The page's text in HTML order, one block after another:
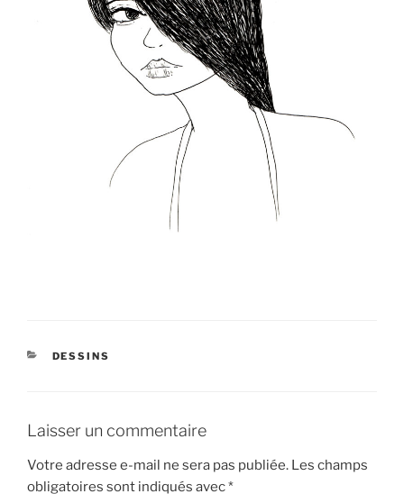
CATÉGORIES
DESSINS
Laisser un commentaire
Votre adresse e-mail ne sera pas publiée. Les champs
obligatoires sont indiqués avec*